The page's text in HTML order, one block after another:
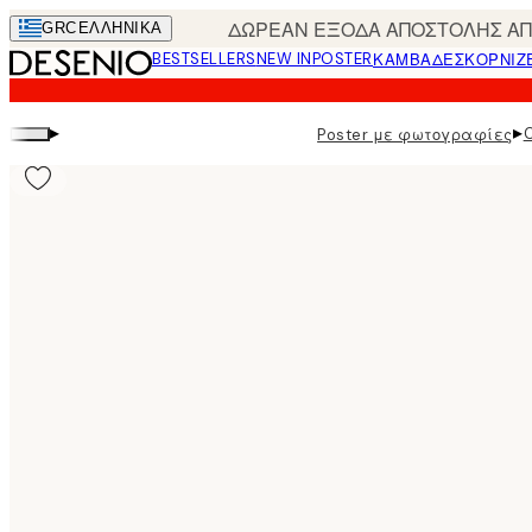
Skip
to
main
content.
GRC ΕΛΛΗΝΙΚΆ ΔΩΡΕΑΝ ΕΞΟΔΑ ΑΠΟΣΤΟΛΗΣ
BESTSELLERSNEW INPOSTERΚΑΜΒΆΔΕΣ
▸ Poster με φωτογραφίες▸